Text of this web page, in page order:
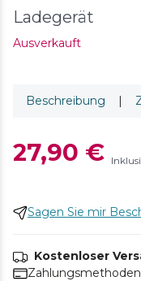
Ladegerät
Ausverkauft
Beschreibung |
27,90 €
Sagen Sie mir
Kostenloser